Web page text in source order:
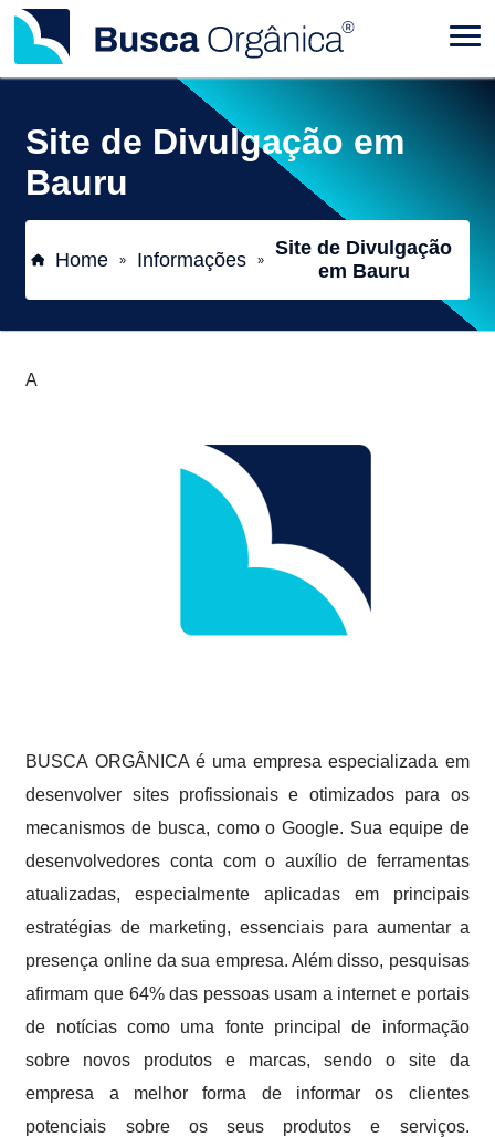
Site de Divulgação em
Bauru
Home » Informações »
Site de Divulgação
em Bauru
A
BUSCA ORGÂNICA é uma empresa especializada em
desenvolver sites profissionais e otimizados para os
mecanismos de busca, como o Google. Sua equipe de
desenvolvedores conta com o auxílio de ferramentas
atualizadas, especialmente aplicadas em principais
estratégias de marketing, essenciais para aumentar a
presença online da sua empresa. Além disso, pesquisas
afirmam que 64% das pessoas usam a internet e portais
de notícias como uma fonte principal de informação
sobre novos produtos e marcas, sendo o site da
empresa a melhor forma de informar os clientes
potenciais sobre os seus produtos e serviços.